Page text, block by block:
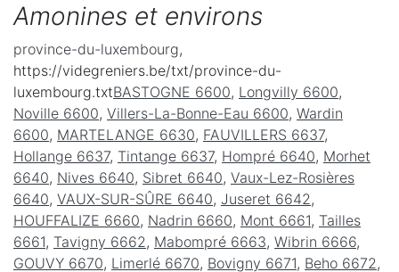
Amonines et environs
province-du-luxembourg,
https://videgreniers.be/txt/province-du-
luxembourg.txtBASTOGNE 6600, Longvilly 6600,
Noville 6600, Villers-La-Bonne-Eau 6600, Wardin
6600, MARTELANGE 6630, FAUVILLERS 6637,
Hollange 6637, Tintange 6637, Hompré 6640, Morhet
6640, Nives 6640, Sibret 6640, Vaux-Lez-Rosières
6640, VAUX-SUR-SÛRE 6640, Juseret 6642 ,
HOUFFALIZE 6660, Nadrin 6660, Mont 6661, Tailles
6661, Tavigny 6662 , Mabompré 6663, Wibrin 6666,
GOUVY 6670, Limerlé 6670, Bovigny 6671, Beho 6672 ,